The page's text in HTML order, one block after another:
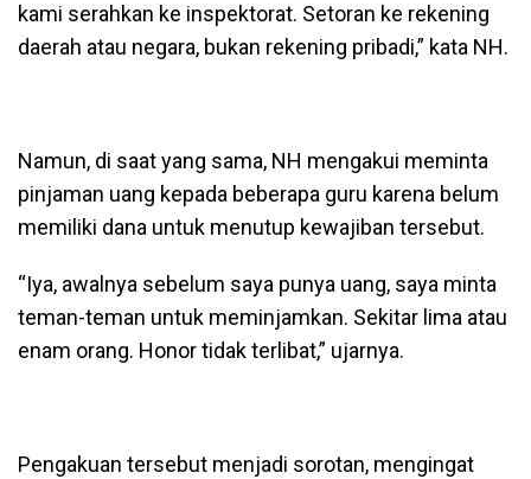
kami serahkan ke inspektorat. Setoran ke rekening
daerah atau negara, bukan rekening pribadi,” kata NH.
Namun, di saat yang sama, NH mengakui meminta
pinjaman uang kepada beberapa guru karena belum
memiliki dana untuk menutup kewajiban tersebut.
“Iya, awalnya sebelum saya punya uang, saya minta
teman-teman untuk meminjamkan. Sekitar lima atau
enam orang. Honor tidak terlibat,” ujarnya.
Pengakuan tersebut menjadi sorotan, mengingat